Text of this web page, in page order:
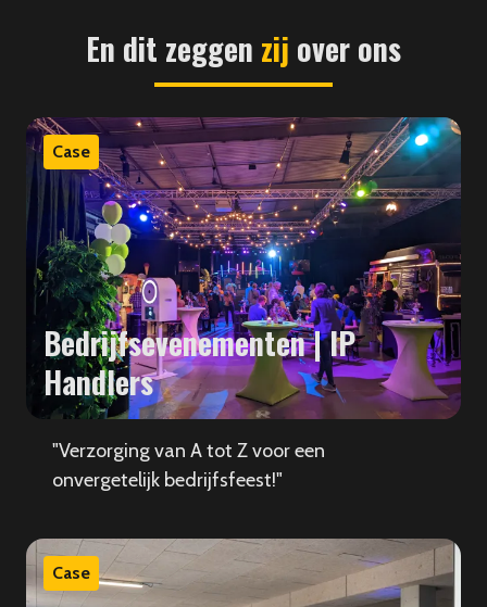
En dit zeggen zij over ons
Case
Bedrijfsevenementen | IP
Handlers
"Verzorging van A tot Z voor een
onvergetelijk bedrijfsfeest!"
Case